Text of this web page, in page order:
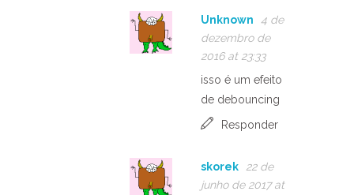
Unknown
4 de
dezembro de
2016 at 23:33
isso é um efeito
de debouncing
Responder
skorek
22 de
junho de 2017 at